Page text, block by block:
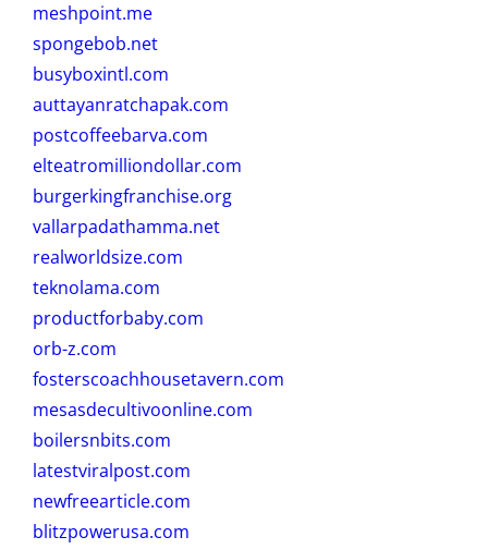
meshpoint.me
spongebob.net
busyboxintl.com
auttayanratchapak.com
postcoffeebarva.com
elteatromilliondollar.com
burgerkingfranchise.org
vallarpadathamma.net
realworldsize.com
teknolama.com
productforbaby.com
orb-z.com
fosterscoachhousetavern.com
mesasdecultivoonline.com
boilersnbits.com
latestviralpost.com
newfreearticle.com
blitzpowerusa.com